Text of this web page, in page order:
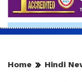
Home Hindi